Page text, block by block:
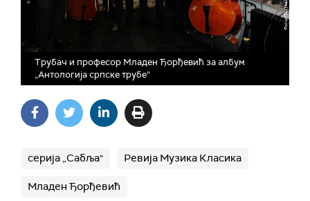
Трубач и професор Младен Ђорђевић за албум
„Антологија српске трубе“
серија „Сабља" Ревија Музика Класика
Младен Ђорђевић